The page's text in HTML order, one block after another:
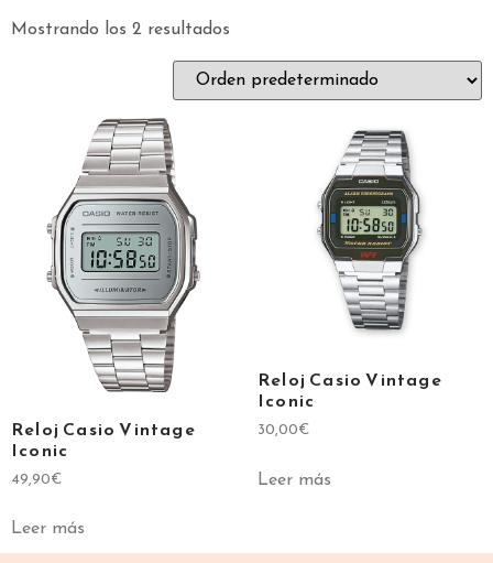
Mostrando los 2 resultados
Reloj Casio Vintage
Iconic
49,90€
Leer más
Reloj Casio Vintage
Iconic
30,00€
Leer más